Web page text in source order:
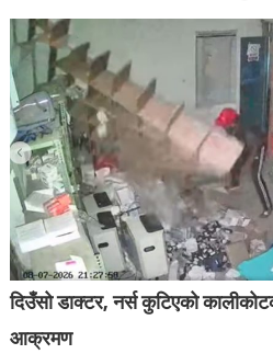
दिउँसो डाक्टर, नर्स कुटिएको
आक्रमण